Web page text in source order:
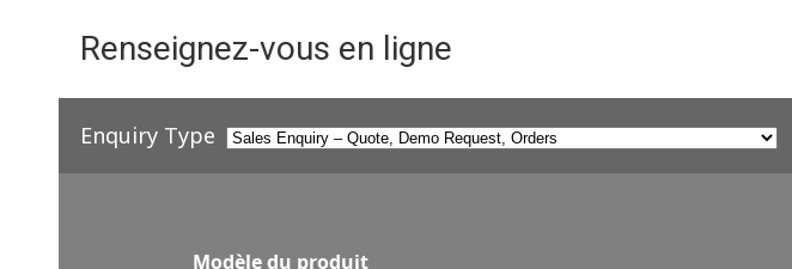
Renseignez-vous en ligne
Enquiry Type
Modèle du produit